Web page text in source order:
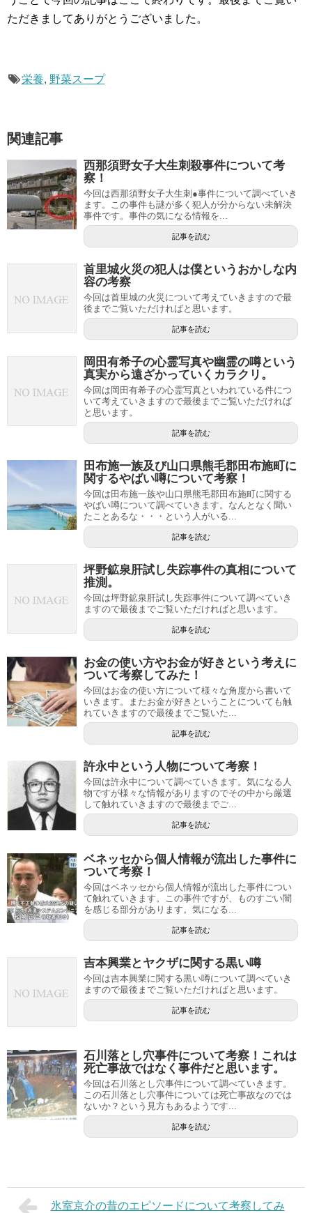
ただきましてありがとうございました。
栄養, 野菜スープ
関連記事
西那須野女子大生刺殺事件について考
察！
今回は西那須野女子大生刺●事件について調べていき
ます。この事件も謎が多く犯人が分からない未解決
事件です。事件の気になる情報を...
記事を読む
首里城火災の犯人は僕というおかしな内
容の考察
今回は首里城の火災について考えていきますので最
後までご覧いただければと思います。
記事を読む
岡田有希子の心霊写真や幽霊の噂という
真実から遠ざかっていくカラクリ。
今回は岡田有希子の心霊写真といわれている件につ
いて考えていきますので最後までご覧いただければ
と思います。
記事を読む
田布施一族及び山口県熊毛郡田布施町に
関するやばい噂について考察！
今回は田布施一族や山口県熊毛郡田布施町に関する
やばい噂について調べていきます。なんとなく聞い
たことあるな・・・という人がいる...
記事を読む
坪野鉱泉肝試し失踪事件の真相について
推測。
今回は坪野鉱泉肝試し失踪事件について調べていき
ますので最後までご覧いただければと思います。
記事を読む
お金の使い方やお金が好きという考えに
ついて考察してみた！
今回はお金の使い方について様々な角度から書いて
いきます。またお金が好きということについても触
れていきますので最後までご覧いた...
記事を読む
許永中という人物について考察！
今回は許永中について調べていきます。気になる人
物ですが様々な情報がありますのでその中から厳選
して触れていきますので最後までご...
記事を読む
ベネッセから個人情報が流出した事件に
ついて考察！
今回はベネッセから個人情報が流出した事件につい
て触れていきます。この事件ですが、ものすごい闇
を感じる部分があります。気になる...
記事を読む
吉本興業とヤクザに関する黒い噂
今回は吉本興業に関する黒い噂について調べていき
ますので最後までご覧いただければと思います。
記事を読む
石川落とし穴事件について考察！これは
死亡事故ではなく事件だと思います。
今回は石川落とし穴事件について調べていきます。
この石川落とし穴事件については死亡事故なのでは
ないか？という見方もあるようです...
記事を読む
氷室京介の昔のエピソードについて考察してみ